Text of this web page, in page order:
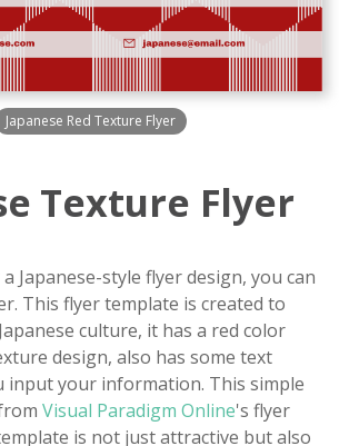
Japanese Red Texture Flyer
Texture Flyer
Japanese-style flyer design, you can
This flyer template is created to
culture, it has a red color
design, also has some text
input your information. This simple
Visual Paradigm Online's flyer
is not just attractive but also